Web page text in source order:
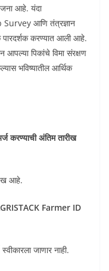
आहे. यंदा
आणि तंत्रज्ञान
पारदर्शक करण्यात आली आहे.
पिकांचे विमा संरक्षण
भविष्यातील आर्थिक
करण्याची अंतिम तारीख
आहे.
Farmer ID
जाणार नाही.